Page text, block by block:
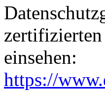
einsehen:
https://